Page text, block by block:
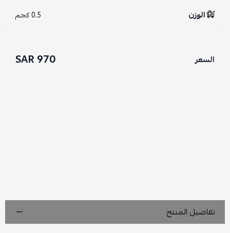
الوزن 0.5 كجم
السعر 970 SAR
تفاصيل المنتج